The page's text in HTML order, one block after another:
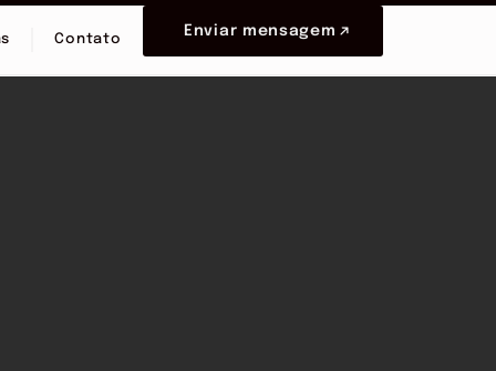
Contato
Enviar mensagem